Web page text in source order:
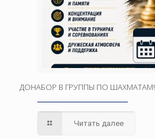
ДОНАБОР В ГРУППЫ ПО ШАХМАТАМ!
Читать далее